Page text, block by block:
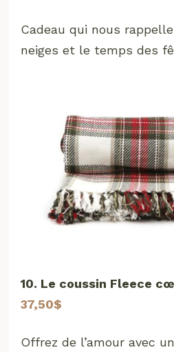
Cadeau qui nous
neiges et le temps des
10. Le coussin Fleece
37,50$
Offrez de l’amour avec